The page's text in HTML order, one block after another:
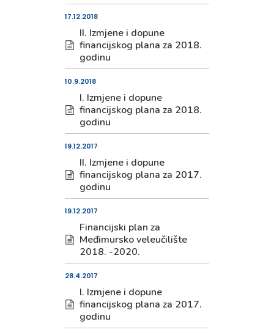
17.12.2018
II. Izmjene i dopune
financijskog plana za 2018.
godinu
10.9.2018
I. Izmjene i dopune
financijskog plana za 2018.
godinu
19.12.2017
II. Izmjene i dopune
financijskog plana za 2017.
godinu
19.12.2017
Financijski plan za
Međimursko veleučilište
2018. -2020.
28.4.2017
I. Izmjene i dopune
financijskog plana za 2017.
godinu